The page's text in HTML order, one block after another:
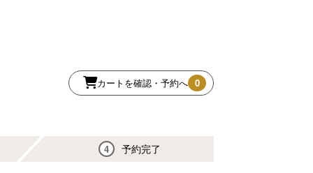
カートを確認・予約へ 0
4 予約完了